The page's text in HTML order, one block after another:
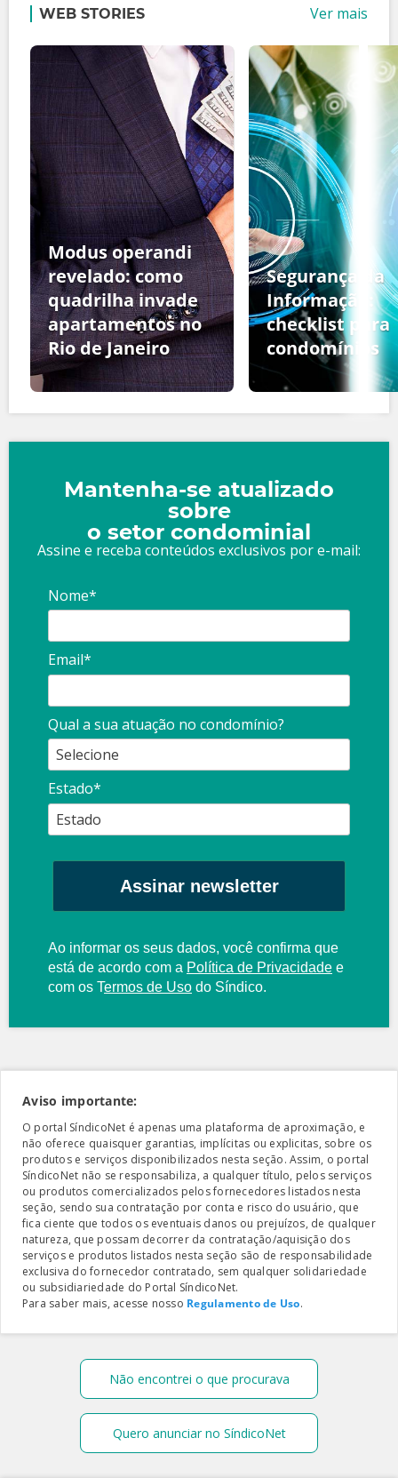
WEB STORIES Ver mais
Modus operandi
revelado: como
quadrilha invade
apartamentos no
Rio de Janeiro
Segurança da
Informação:
checklist para
condomínios
Mantenha-se atualizado
sobre
o setor condominial
Assine e receba conteúdos exclusivos por e-mail:
Nome*
Email*
Qual a sua atuação no condomínio?
Estado*
Assinar newsletter
Ao informar os seus dados, você confirma que
está de acordo com a Política de Privacidade e
com os Termos de Uso do Síndico.
Aviso importante:
O portal SíndicoNet é apenas uma plataforma de aproximação, e
não oferece quaisquer garantias, implícitas ou explicitas, sobre os
produtos e serviços disponibilizados nesta seção. Assim, o portal
SíndicoNet não se responsabiliza, a qualquer título, pelos serviços
ou produtos comercializados pelos fornecedores listados nesta
seção, sendo sua contratação por conta e risco do usuário, que
fica ciente que todos os eventuais danos ou prejuízos, de qualquer
natureza, que possam decorrer da contratação/aquisição dos
serviços e produtos listados nesta seção são de responsabilidade
exclusiva do fornecedor contratado, sem qualquer solidariedade
ou subsidiariedade do Portal SíndicoNet.
Para saber mais, acesse nosso Regulamento de Uso.
Não encontrei o que procurava
Quero anunciar no SíndicoNet